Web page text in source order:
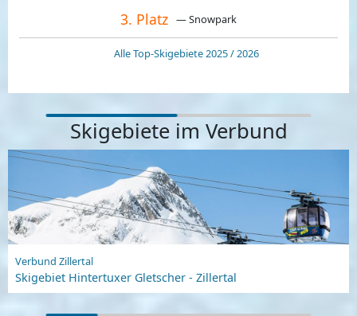
3. Platz — Snowpark
Alle Top-Skigebiete 2025 / 2026
Skigebiete im Verbund
Verbund Zillertal
Skigebiet Hintertuxer Gletscher - Zillertal